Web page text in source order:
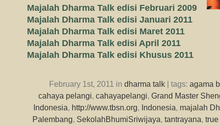
Majalah Dharma Talk edisi Februari 2009
Majalah Dharma Talk edisi Januari 2011
Majalah Dharma Talk edisi Maret 2011
Majalah Dharma Talk edisi April 2011
Majalah Dharma Talk edisi Khusus 2011
February 1st, 2011 in dharma talk | tags: agama
cahaya pelangi, cahayapelangi, Grand Master
Indonesia, http://www.tbsn.org, Indonesia, majalah
Palembang, SekolahBhumiSriwijaya, tantrayana,